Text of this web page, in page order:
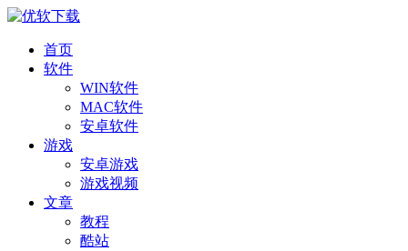
首页
软件
WIN软件
MAC软件
安卓软件
游戏
安卓游戏
游戏视频
文章
教程
酷站